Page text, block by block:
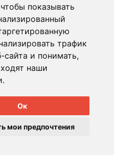
показывать
трафик
сайта и понимать,
наши
Ок
мои предпочтения
г. Минск, пр-т Газеты